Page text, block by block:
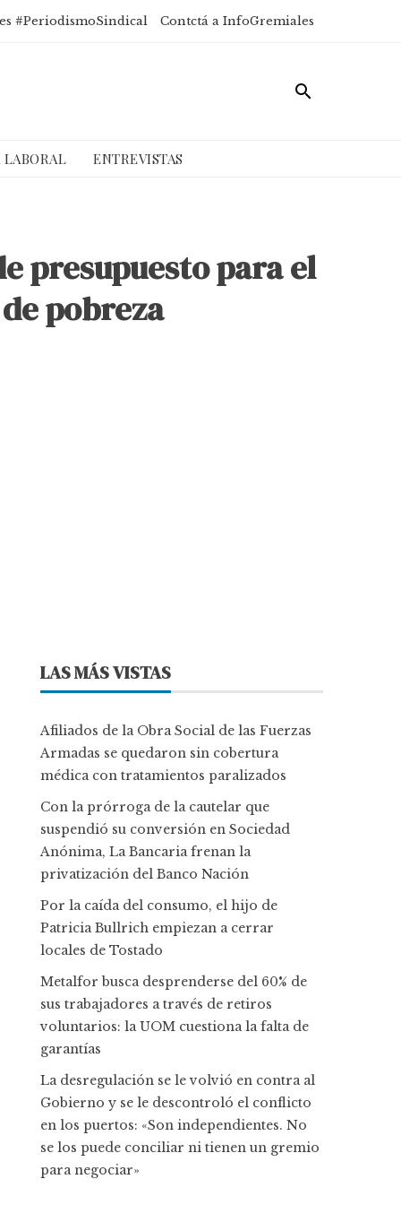
#PeriodismoSindical Contctá a InfoGremiales
LABORAL ENTREVISTAS
presupuesto para el
pobreza
LAS MÁS VISTAS
Afiliados de la Obra Social de las Fuerzas
Armadas se quedaron sin cobertura
médica con tratamientos paralizados
Con la prórroga de la cautelar que
suspendió su conversión en Sociedad
Anónima, La Bancaria frenan la
privatización del Banco Nación
Por la caída del consumo, el hijo de
Patricia Bullrich empiezan a cerrar
locales de Tostado
Metalfor busca desprenderse del 60% de
sus trabajadores a través de retiros
voluntarios: la UOM cuestiona la falta de
garantías
La desregulación se le volvió en contra al
Gobierno y se le descontroló el conflicto
en los puertos: «Son independientes. No
se los puede conciliar ni tienen un gremio
para negociar»